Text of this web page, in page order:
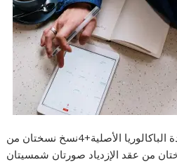
مرفوقين بالوثائق الآتية شهادة الباكالوريا الأصلية+4نسخ نسختان من
من عقد الإزدياد صورتان شمسيتان